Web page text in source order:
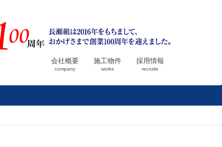
会社概要
company
施工物件
works
採用情報
recruite